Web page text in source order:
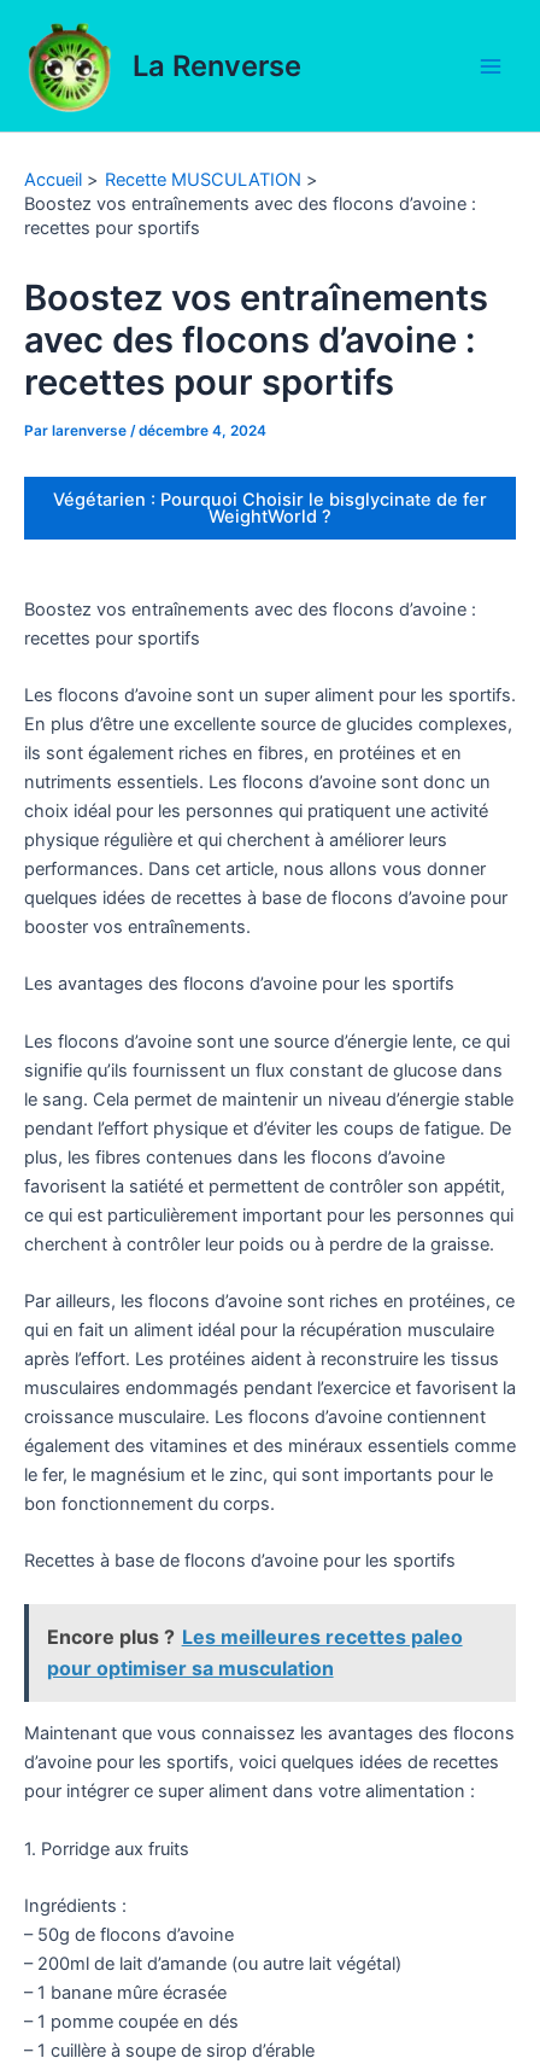
contenu
La Renverse
Accueil
Recette MUSCULATION
Boostez vos entraînements avec des flocons d’avoine :
recettes pour sportifs
Boostez vos entraînements
avec des flocons d’avoine :
recettes pour sportifs
Par larenverse /décembre 4, 2024
Végétarien : Pourquoi Choisir le bisglycinate de fer
WeightWorld ?
Boostez vos entraînements avec des flocons d’avoine :
recettes pour sportifs
Les flocons d’avoine sont un super aliment pour les sportifs.
En plus d’être une excellente source de glucides complexes,
ils sont également riches en fibres, en protéines et en
nutriments essentiels. Les flocons d’avoine sont donc un
choix idéal pour les personnes qui pratiquent une activité
physique régulière et qui cherchent à améliorer leurs
performances. Dans cet article, nous allons vous donner
quelques idées de recettes à base de flocons d’avoine pour
booster vos entraînements.
Les avantages des flocons d’avoine pour les sportifs
Les flocons d’avoine sont une source d’énergie lente, ce qui
signifie qu’ils fournissent un flux constant de glucose dans
le sang. Cela permet de maintenir un niveau d’énergie stable
pendant l’effort physique et d’éviter les coups de fatigue. De
plus, les fibres contenues dans les flocons d’avoine
favorisent la satiété et permettent de contrôler son appétit,
ce qui est particulièrement important pour les personnes qui
cherchent à contrôler leur poids ou à perdre de la graisse.
Par ailleurs, les flocons d’avoine sont riches en protéines, ce
qui en fait un aliment idéal pour la récupération musculaire
après l’effort. Les protéines aident à reconstruire les tissus
musculaires endommagés pendant l’exercice et favorisent la
croissance musculaire. Les flocons d’avoine contiennent
également des vitamines et des minéraux essentiels comme
le fer, le magnésium et le zinc, qui sont importants pour le
bon fonctionnement du corps.
Recettes à base de flocons d’avoine pour les sportifs
Encore plus ? Les meilleures recettes paleo
pour optimiser sa musculation
Maintenant que vous connaissez les avantages des flocons
d’avoine pour les sportifs, voici quelques idées de recettes
pour intégrer ce super aliment dans votre alimentation :
1. Porridge aux fruits
Ingrédients :
– 50g de flocons d’avoine
– 200ml de lait d’amande (ou autre lait végétal)
– 1 banane mûre écrasée
– 1 pomme coupée en dés
– 1 cuillère à soupe de sirop d’érable